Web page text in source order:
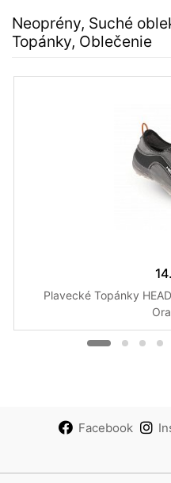
Neoprény, Suché
Topánky, Oblečenie
Plavecké Topánky
Facebook